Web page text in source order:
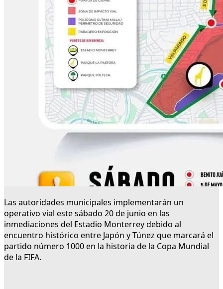
Las autoridades municipales implementarán un
operativo vial este sábado 20 de junio en las
inmediaciones del Estadio Monterrey debido al
encuentro histórico entre Japón y Túnez que marcará el
partido número 1000 en la historia de la Copa Mundial
de la FIFA.